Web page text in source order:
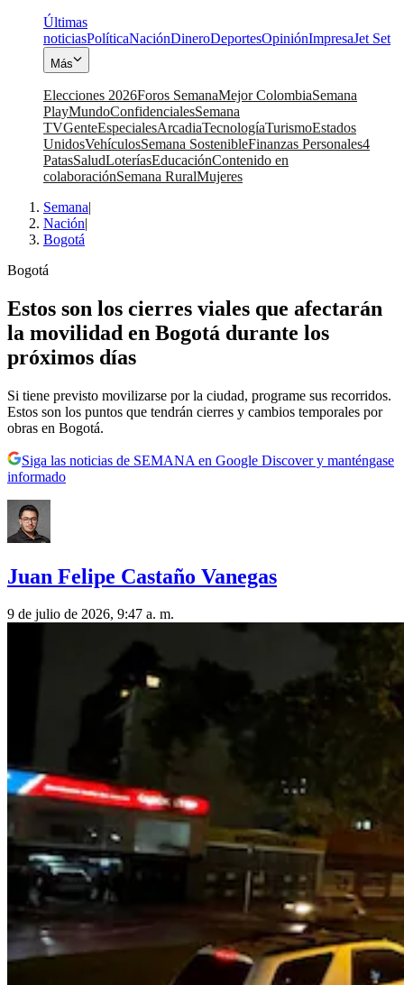
Últimas
noticiasPolíticaNaciónDineroDeportesOpiniónImpresaJet Set
Más
Elecciones 2026Foros SemanaMejor ColombiaSemana
PlayMundoConfidencialesSemana
TVGenteEspecialesArcadiaTecnologíaTurismoEstados
UnidosVehículosSemana SostenibleFinanzas Personales4
PatasSaludLoteríasEducaciónContenido en
colaboraciónSemana RuralMujeres
Semana|
Nación|
Bogotá
Bogotá
Estos son los cierres viales que afectarán
la movilidad en Bogotá durante los
próximos días
Si tiene previsto movilizarse por la ciudad, programe sus recorridos.
Estos son los puntos que tendrán cierres y cambios temporales por
obras en Bogotá.
Siga las noticias de SEMANA en Google Discover y manténgase
informado
Juan Felipe Castaño Vanegas
9 de julio de 2026, 9:47 a. m.